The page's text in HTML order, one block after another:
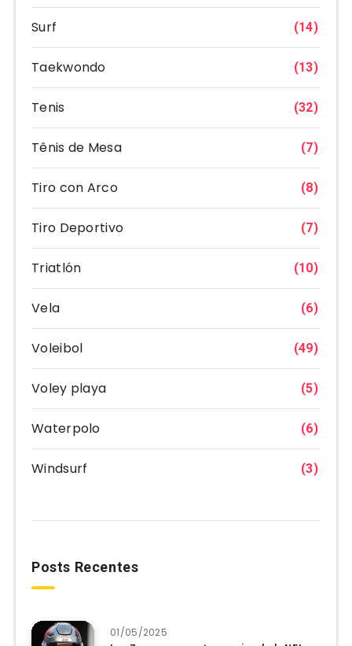
Surf (14)
Taekwondo (13)
Tenis (32)
Tênis de Mesa (7)
Tiro con Arco (8)
Tiro Deportivo (7)
Triatlón (10)
Vela (6)
Voleibol (49)
Voley playa (5)
Waterpolo (6)
Windsurf (3)
Posts Recentes
01/05/2025